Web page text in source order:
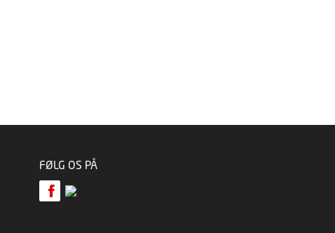
FØLG OS PÅ